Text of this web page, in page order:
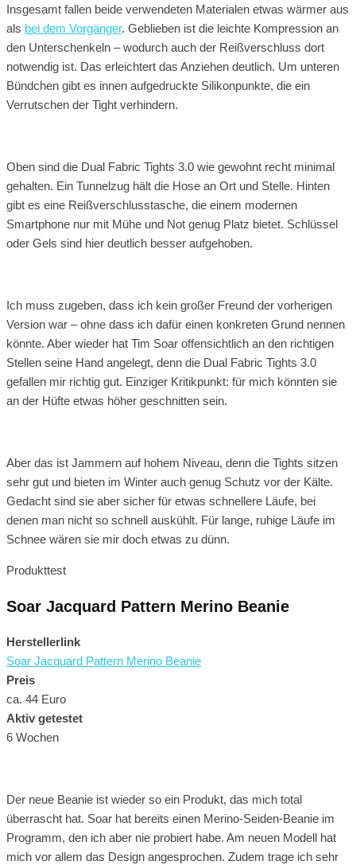
Insgesamt fallen beide verwendeten Materialen etwas wärmer aus
als bei dem Vorgänger. Geblieben ist die leichte Kompression an
den Unterschenkeln – wodurch auch der Reißverschluss dort
notwendig ist. Das erleichtert das Anziehen deutlich. Um unteren
Bündchen gibt es innen aufgedruckte Silikonpunkte, die ein
Verrutschen der Tight verhindern.
Oben sind die Dual Fabric Tights 3.0 wie gewohnt recht minimal
gehalten. Ein Tunnelzug hält die Hose an Ort und Stelle. Hinten
gibt es eine Reißverschlusstasche, die einem modernen
Smartphone nur mit Mühe und Not genug Platz bietet. Schlüssel
oder Gels sind hier deutlich besser aufgehoben.
Ich muss zugeben, dass ich kein großer Freund der vorherigen
Version war – ohne dass ich dafür einen konkreten Grund nennen
könnte. Aber wieder hat Tim Soar offensichtlich an den richtigen
Stellen seine Hand angelegt, denn die Dual Fabric Tights 3.0
gefallen mir richtig gut. Einziger Kritikpunkt: für mich könnten sie
an der Hüfte etwas höher geschnitten sein.
Aber das ist Jammern auf hohem Niveau, denn die Tights sitzen
sehr gut und bieten im Winter auch genug Schutz vor der Kälte.
Gedacht sind sie aber sicher für etwas schnellere Läufe, bei
denen man nicht so schnell auskühlt. Für lange, ruhige Läufe im
Schnee wären sie mir doch etwas zu dünn.
Produkttest
Soar Jacquard Pattern Merino Beanie
Herstellerlink
Soar Jacquard Pattern Merino Beanie
Preis
ca. 44 Euro
Aktiv getestet
6 Wochen
Der neue Beanie ist wieder so ein Produkt, das mich total
überrascht hat. Soar hat bereits einen Merino-Seiden-Beanie im
Programm, den ich aber nie probiert habe. Am neuen Modell hat
mich vor allem das Design angesprochen. Zudem trage ich sehr